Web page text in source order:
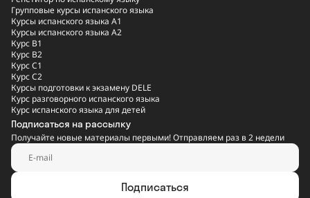
Групповые курсы испанского языка
Курсы испанского языка A1
Курсы испанского языка A2
Курс B1
Курс B2
Курс C1
Курс C2
Курсы подготовки к экзамену DELE
Курс разговорного испанского языка
Курс испанского языка для детей
Подписаться на рассылку
Получайте новые материалы первыми! Отправляем раз в 2 недели
Подписаться